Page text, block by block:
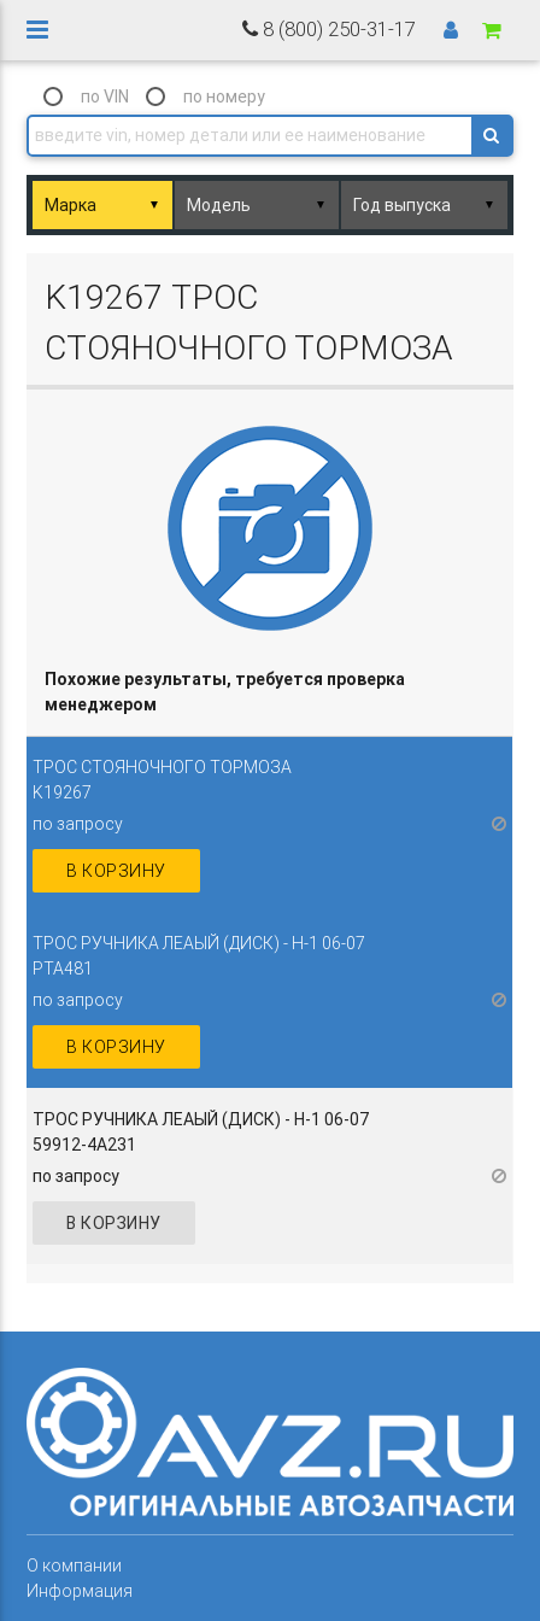
8 (800) 250-31-17
по VIN по номеру
▼ ▼ ▼
K19267 ТРОС
СТОЯНОЧНОГО ТОРМОЗА
ТРОС СТОЯНОЧНОГО ТОРМОЗА
K19267
по запросу
В КОРЗИНУ
Похожие результаты, требуется проверка
менеджером
ТРОС РУЧНИКА ЛЕАЫЙ (ДИСК) - H-1 06-07
PTA481
по запросу
В КОРЗИНУ
ТРОС РУЧНИКА ЛЕАЫЙ (ДИСК) - H-1 06-07
59912-4A231
по запросу
В КОРЗИНУ
О компании
Информация